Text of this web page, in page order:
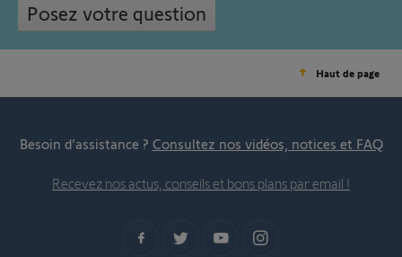
Posez votre question
Haut de page
Besoin d’assistance ? Consultez nos vidéos, notices et FAQ
Recevez nos actus, conseils et bons plans par email !